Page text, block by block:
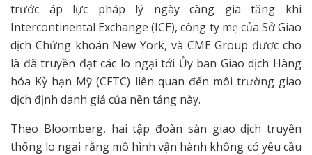
trước áp lực pháp lý ngày càng gia tăng khi
Intercontinental Exchange (ICE), công ty mẹ của Sở Giao
dịch Chứng khoán New York, và CME Group được cho
là đã truyền đạt các lo ngại tới Ủy ban Giao dịch Hàng
hóa Kỳ hạn Mỹ (CFTC) liên quan đến môi trường giao
dịch định danh giả của nền tảng này.
Theo Bloomberg, hai tập đoàn sàn giao dịch truyền
thống lo ngại rằng mô hình vận hành không có yêu cầu